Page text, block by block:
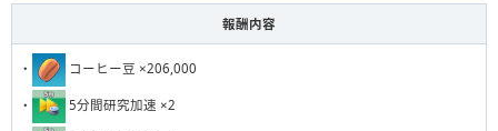
報酬内容
・ コーヒー豆 ×206,000
・ 5分間研究加速 ×2